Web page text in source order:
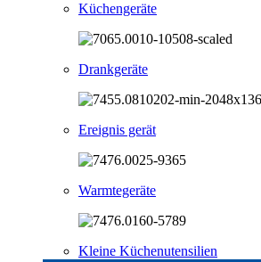
Küchengeräte
Drankgeräte
Ereignis gerät
Warmtegeräte
Kleine Küchenutensilien